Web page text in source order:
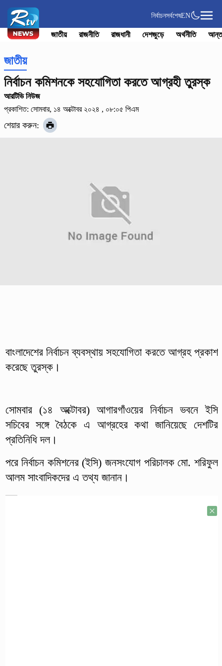
নির্বাচনসর্বশেষEN
জাতীয় রাজনীতি রাজধানী দেশজুড়ে অর্থনীতি
জাতীয়
নির্বাচন কমিশনকে সহযোগিতা করতে আগ্রহী তুরস্ক
আরটিভি নিউজ
প্রকাশিত: সোমবার, ১৪ অক্টোবর ২০২৪ , ০৮:০৫ পিএম
শেয়ার করুন:
বাংলাদেশের নির্বাচন ব্যবস্থায় সহযোগিতা করতে আগ্রহ প্রকাশ
করেছে তুরস্ক।
সোমবার (১৪ অক্টোবর) আগারগাঁওয়ের নির্বাচন ভবনে ইসি
সচিবের সঙ্গে বৈঠকে এ আগ্রহের কথা জানিয়েছে দেশটির
প্রতিনিধি দল।
পরে নির্বাচন কমিশনের (ইসি) জনসংযোগ পরিচালক মো. শরিফুল
আলম সাংবাদিকদের এ তথ্য জানান।